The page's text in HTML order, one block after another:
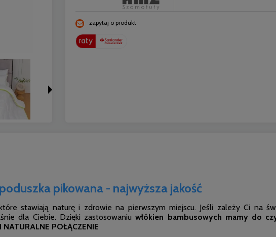
zapytaj o produkt
pikowana - najwyższa jakość
stawiają naturę i zdrowie na pierwszym miejscu. Jeśli zależy Ci na
dla Ciebie. Dzięki zastosowaniuwłókien bambusowych mamy do
POŁĄCZENIE